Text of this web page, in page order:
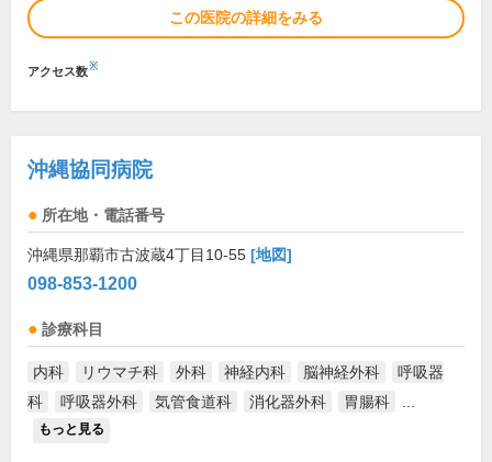
この医院の詳細をみる
アクセス数※
沖縄協同病院
所在地・電話番号
沖縄県那覇市古波蔵4丁目10-55 [地図]
098-853-1200
診療科目
内科 リウマチ科 外科 神経内科 脳神経外科
呼吸器
科
呼吸器外科 気管食道科 消化器外科 胃腸科
もっと見る